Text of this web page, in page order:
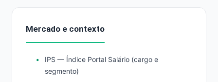
Mercado e contexto
IPS — Índice Portal Salário (cargo e
segmento)